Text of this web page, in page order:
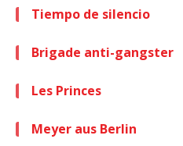
Tiempo de silencio
Brigade anti-gangster
Les Princes
Meyer aus Berlin